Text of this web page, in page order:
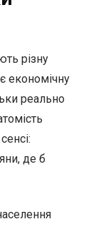
різну
економічну
реально
де б